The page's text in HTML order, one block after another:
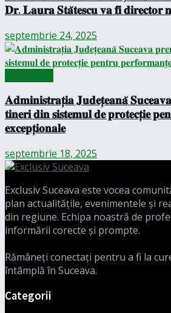
𝐃𝐫. 𝐋𝐚𝐮𝐫𝐚 𝐒𝐭𝐚̆𝐭𝐞𝐬𝐜𝐮 𝐯𝐚 𝐟𝐢 𝐝𝐢𝐫𝐞𝐜𝐭𝐨𝐫
septembrie 24, 2025
𝐀𝐝𝐦𝐢𝐧𝐢𝐬𝐭𝐫𝐚𝐭̦𝐢𝐚 𝐉𝐮𝐝𝐞𝐭̦𝐞𝐚𝐧𝐚̆
𝐭𝐢𝐧𝐞𝐫𝐢 𝐝𝐢𝐧 𝐬𝐢𝐬𝐭𝐞𝐦𝐮𝐥 𝐝𝐞 𝐩𝐫𝐨𝐭𝐞𝐜𝐭̦𝐢𝐞
𝐞𝐱𝐜𝐞𝐩𝐭̦𝐢𝐨𝐧𝐚𝐥𝐞
septembrie 18, 2025
Exclusiv Suceava este vocea
plan actualitățile, evenimentele și
din regiune. Echipa noastră de
informării corecte și prompte.
Rămâneți conectați pentru a fi la
întâmplă în Suceava.
Categorii